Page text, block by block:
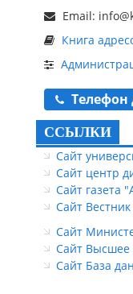
Email:
Книга
Телефон
ССЫЛКИ
Сайт
Сайт центр
Сайт газета
Сайт
Сайт
Сайт Высшее
Сайт База